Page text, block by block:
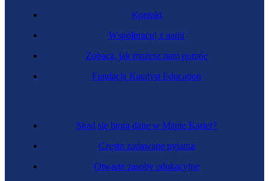
Skąd się biorą dane w Mapie Karier?
Często zadawane pytania
Otwarte zasoby edukacyjne
Kontakt
Współpracuj z nami
Zobacz, jak możesz nam pomóc
Fundacja Katalyst Education